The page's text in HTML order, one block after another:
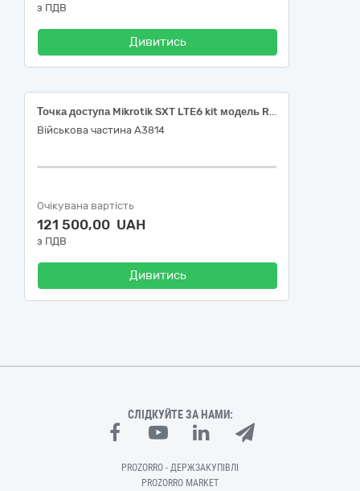
з ПДВ
Дивитись
Точка доступа Mikrotik SXT LTE6 kit модель RBSXTR&R11e-LTE6
Військова частина А3814
Очікувана вартість
121 500,00 UAH
з ПДВ
Дивитись
СЛІДКУЙТЕ ЗА НАМИ:
PROZORRO - ДЕРЖЗАКУПІВЛІ
PROZORRO MARKET